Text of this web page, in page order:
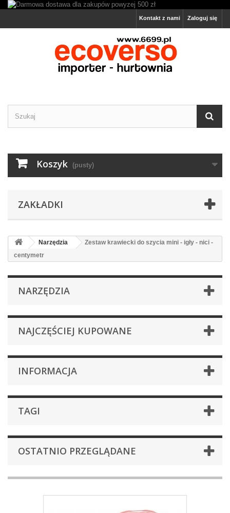
Zaloguj się
Kontakt z nami
Koszyk (pusty)
ZAKŁADKI
Narzędzia
Zestaw krawiecki do szycia mini - igły - nici -
centymetr
NARZĘDZIA
NAJCZĘŚCIEJ KUPOWANE
INFORMACJA
TAGI
OSTATNIO PRZEGLĄDANE